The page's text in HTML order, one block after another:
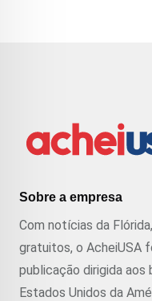
Sobre a empresa
Com notícias da
gratuitos, o AcheiUSA
publicação dirigida aos
Estados Unidos da